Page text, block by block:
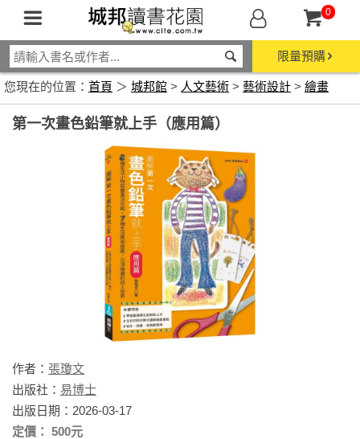
0
限量預購
您現在的位置： 首頁 ＞ 城邦館 > 人文藝術 > 藝術設計 > 繪畫
第一次畫色鉛筆就上手（應用篇）
作者： 張瓊文
出版社： 易博士
出版日期：2026-03-17
定價： 500元